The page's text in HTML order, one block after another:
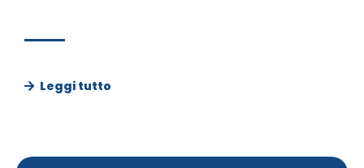
Leggi tutto